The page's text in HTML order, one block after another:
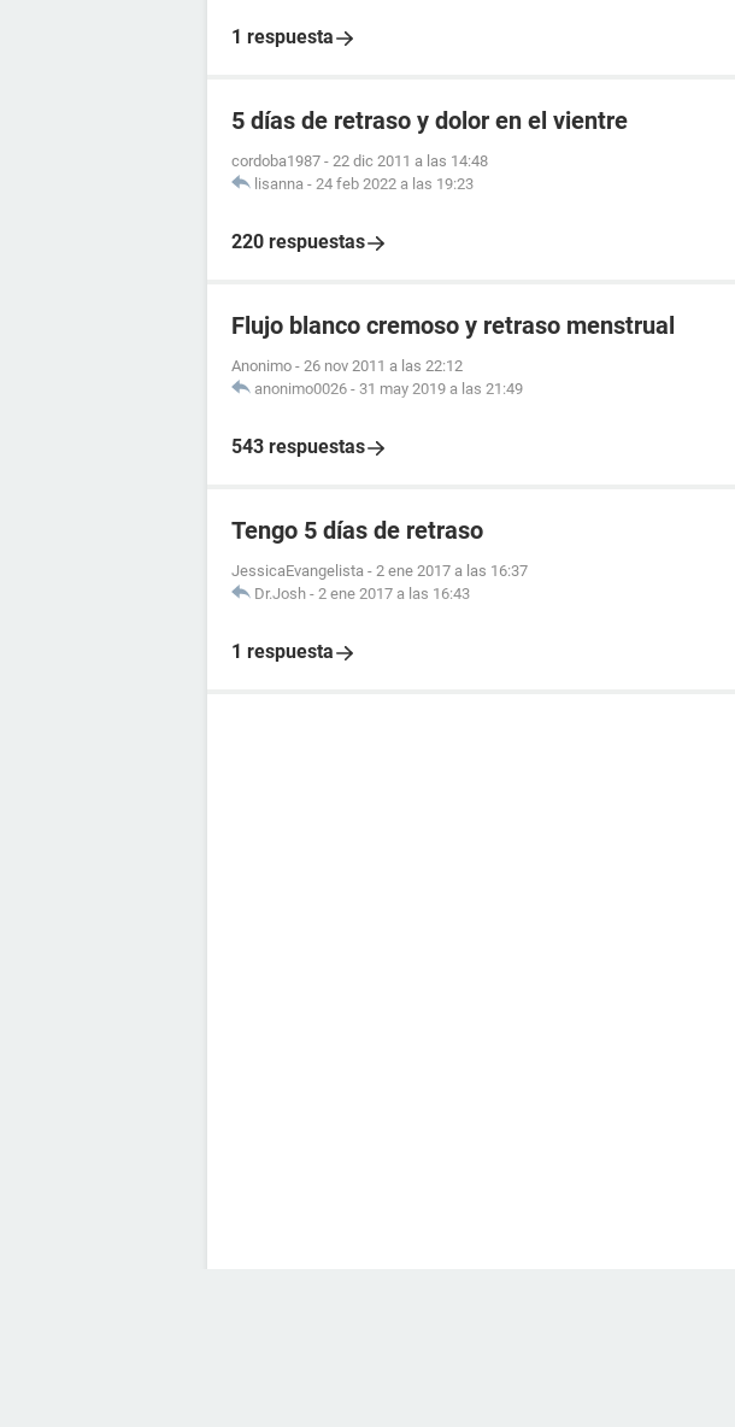
1 respuesta
5 días de retraso y dolor en el vientre
cordoba1987 - 22 dic 2011 a las 14:48
lisanna - 24 feb 2022 a las 19:23
220 respuestas
Flujo blanco cremoso y retraso menstrual
Anonimo - 26 nov 2011 a las 22:12
anonimo0026 - 31 may 2019 a las 21:49
543 respuestas
Tengo 5 días de retraso
JessicaEvangelista - 2 ene 2017 a las 16:37
Dr.Josh - 2 ene 2017 a las 16:43
1 respuesta